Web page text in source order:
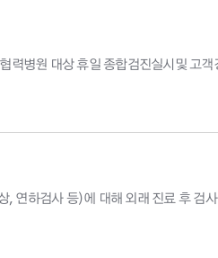
력병원 대상 휴일 종합검진실시및 고
, 연하검사 등)에 대해 외래 진료 후 검